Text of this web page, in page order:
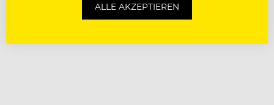
ALLE AKZEPTIEREN